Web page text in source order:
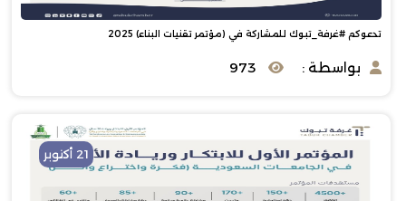
تدعوكم #غرفة_تبوك للمشاركة في (مؤتمر تقنيات البناء) 2025
بواسطة : 973
21 أكتوبر